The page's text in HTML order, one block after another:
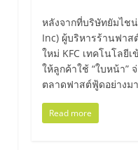
หลังจากที่บริษัทยัมไช
Inc) ผู้บริหารร้านฟาส
ใหม่ KFC เทคโนโลยี
ให้ลูกค้าใช้ “ใบหน้า”
ตลาดฟาสต์ฟู้ดอย่างม
Read more